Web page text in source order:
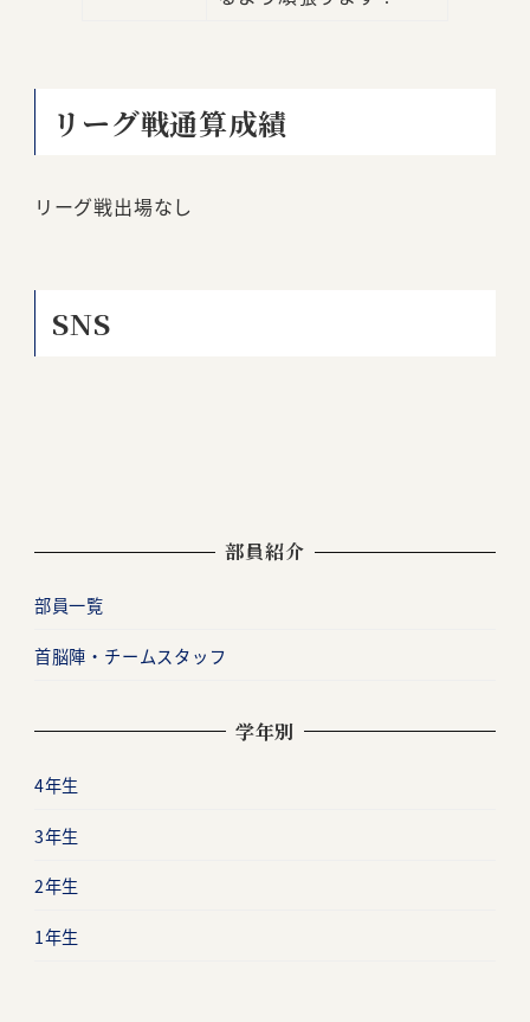
リーグ戦通算成績
リーグ戦出場なし
SNS
部員紹介
部員一覧
首脳陣・チームスタッフ
学年別
4年生
3年生
2年生
1年生